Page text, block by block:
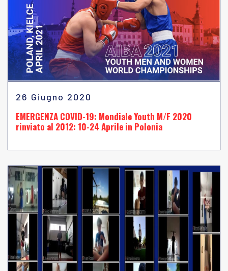
26 Giugno 2020
EMERGENZA COVID-19: Mondiale Youth M/F 2020
rinviato al 2012: 10-24 Aprile in Polonia